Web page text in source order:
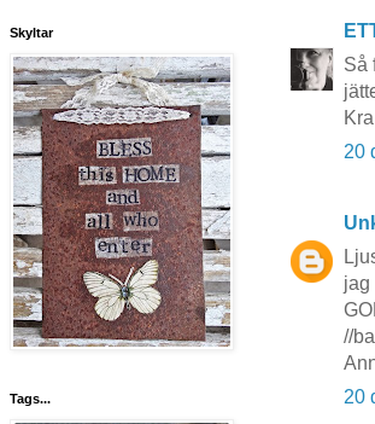
Så
20
jag
//
20
Skyltar
Tags...